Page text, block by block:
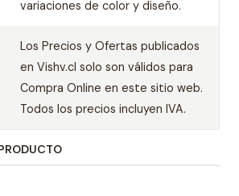
variaciones de color y diseño.
Los Precios y Ofertas publicados
en Vishv.cl solo son válidos para
Compra Online en este sitio web.
Todos los precios incluyen IVA.